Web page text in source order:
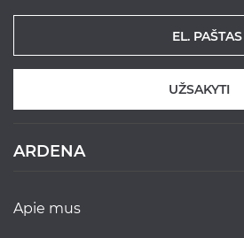
UŽSAKYTI
ARDENA
apie mus